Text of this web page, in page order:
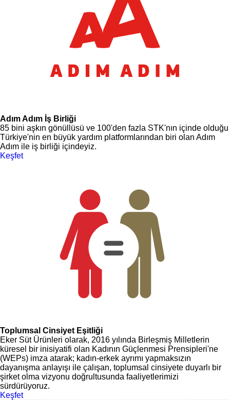
Adım Adım İş Birliği
85 bini aşkın gönüllüsü ve 100'den fazla STK'nın içinde olduğu
Türkiye'nin en büyük yardım platformlarından biri olan Adım
Adım ile iş birliği içindeyiz.
Keşfet
Toplumsal Cinsiyet Eşitliği
Eker Süt Ürünleri olarak, 2016 yılında Birleşmiş Milletlerin
küresel bir inisiyatifi olan Kadının Güçlenmesi Prensipleri'ne
(WEPs) imza atarak; kadın-erkek ayrımı yapmaksızın
dayanışma anlayışı ile çalışan, toplumsal cinsiyete duyarlı bir
şirket olma vizyonu doğrultusunda faaliyetlerimizi
sürdürüyoruz.
Keşfet